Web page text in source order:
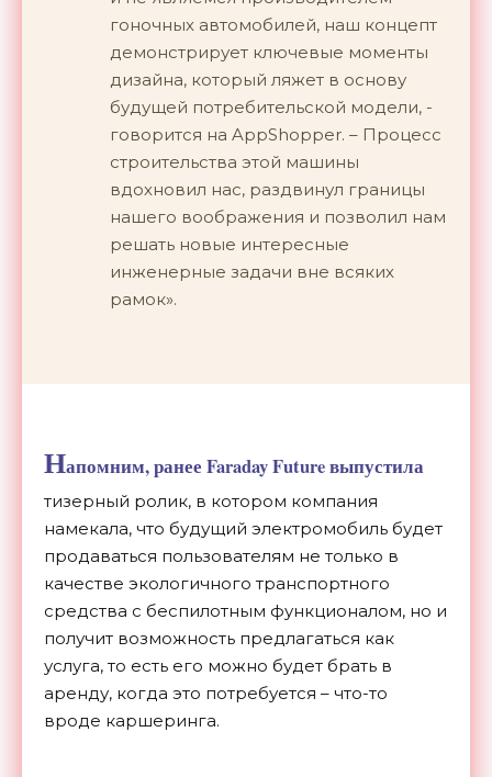
гоночных автомобилей, наш концепт
демонстрирует ключевые моменты
дизайна, который ляжет в основу
будущей потребительской модели, -
говорится на AppShopper. – Процесс
строительства этой машины
вдохновил нас, раздвинул границы
нашего воображения и позволил нам
решать новые интересные
инженерные задачи вне всяких
рамок».
Напомним, ранее Faraday Future выпустила
тизерный ролик, в котором компания
намекала, что будущий электромобиль будет
продаваться пользователям не только в
качестве экологичного транспортного
средства с беспилотным функционалом, но и
получит возможность предлагаться как
услуга, то есть его можно будет брать в
аренду, когда это потребуется – что-то
вроде каршеринга.